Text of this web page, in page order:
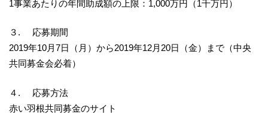
1事業あたりの年間助成額の上限：1,000万円（1千万円）
３. 応募期間
2019年10月7日（月）から2019年12月20日（金）まで（中央
共同募金会必着）
４. 応募方法
赤い羽根共同募金のサイト